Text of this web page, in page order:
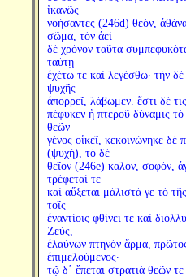
ἱκανῶς
νοήσαντες (246d) θεόν,
σῶμα, τὸν ἀεὶ
δὲ χρόνον ταῦτα
ταύτῃ
ἐχέτω τε καὶ λεγέσθω· τὴν
ψυχῆς
ἀπορρεῖ, λάβωμεν. ἔστι δέ
πέφυκεν ἡ πτεροῦ δύναμις
θεῶν
γένος οἰκεῖ, κεκοινώνηκε
(ψυχή), τὸ δὲ
θεῖον (246e) καλόν, σοφόν,
τρέφεταί τε
καὶ αὔξεται μάλιστά γε τὸ
τοῖς
ἐναντίοις φθίνει τε καὶ
Ζεύς,
ἐλαύνων πτηνὸν ἅρμα,
ἐπιμελούμενος·
τῷ δ᾽ ἕπεται στρατιὰ θεῶν